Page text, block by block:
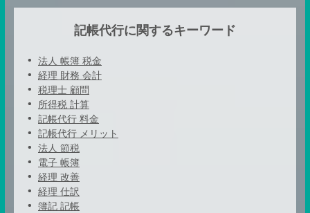
記帳代行に関するキーワード
法人 帳簿 税金
経理 財務 会計
税理士 顧問
所得税 計算
記帳代行 料金
記帳代行 メリット
法人 節税
電子 帳簿
経理 改善
経理 仕訳
簿記 記帳